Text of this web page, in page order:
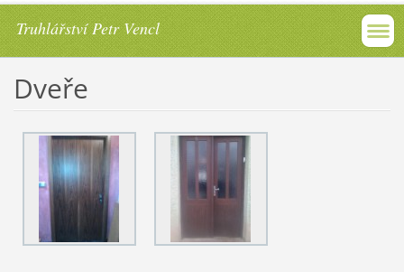
Truhlářství Petr Vencl
Dveře